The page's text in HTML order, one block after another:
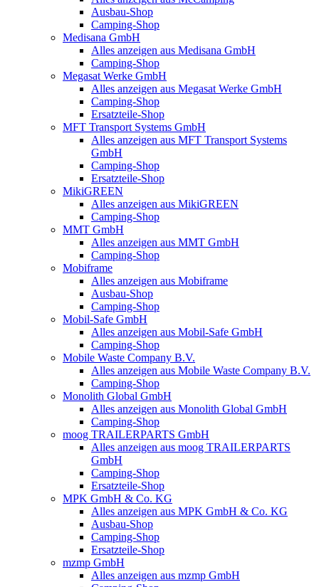
Ausbau-Shop
Camping-Shop
Medisana GmbH
Alles anzeigen aus Medisana GmbH
Camping-Shop
Megasat Werke GmbH
Alles anzeigen aus Megasat Werke GmbH
Camping-Shop
Ersatzteile-Shop
MFT Transport Systems GmbH
Alles anzeigen aus MFT Transport Systems
GmbH
Camping-Shop
Ersatzteile-Shop
MikiGREEN
Alles anzeigen aus MikiGREEN
Camping-Shop
MMT GmbH
Alles anzeigen aus MMT GmbH
Camping-Shop
Mobiframe
Alles anzeigen aus Mobiframe
Ausbau-Shop
Camping-Shop
Mobil-Safe GmbH
Alles anzeigen aus Mobil-Safe GmbH
Camping-Shop
Mobile Waste Company B.V.
Alles anzeigen aus Mobile Waste Company B.V.
Camping-Shop
Monolith Global GmbH
Alles anzeigen aus Monolith Global GmbH
Camping-Shop
moog TRAILERPARTS GmbH
Alles anzeigen aus moog TRAILERPARTS
GmbH
Camping-Shop
Ersatzteile-Shop
MPK GmbH & Co. KG
Alles anzeigen aus MPK GmbH & Co. KG
Ausbau-Shop
Camping-Shop
Ersatzteile-Shop
mzmp GmbH
Alles anzeigen aus mzmp GmbH